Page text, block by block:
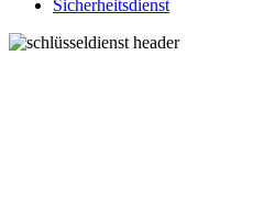
Sicherheitsdienst